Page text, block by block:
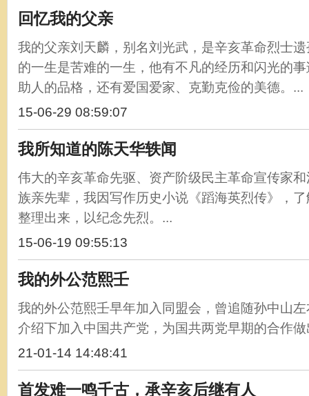
回忆我的父亲
我的父亲刘天麟，别名刘光武，是辛亥革命烈士
的一生是苦难的一生，他有不凡的经历和闪光的
助人的品格，还有爱国爱家、克勤克俭的美德。...
15-06-29 08:59:07
我所知道的陈天华轶闻
伟大的辛亥革命先驱、资产阶级民主革命宣传家
族亲先辈，我因写作历史小说《蹈海英烈传》，
整理出来，以纪念先烈。...
15-06-19 09:55:13
我的外公范熙壬
我的外公范熙壬早年加入同盟会，曾追随孙中山
介绍下加入中国共产党，为国共两党早期的合作
21-01-14 14:48:41
首发难一鸣千古，承辛亥后继有人